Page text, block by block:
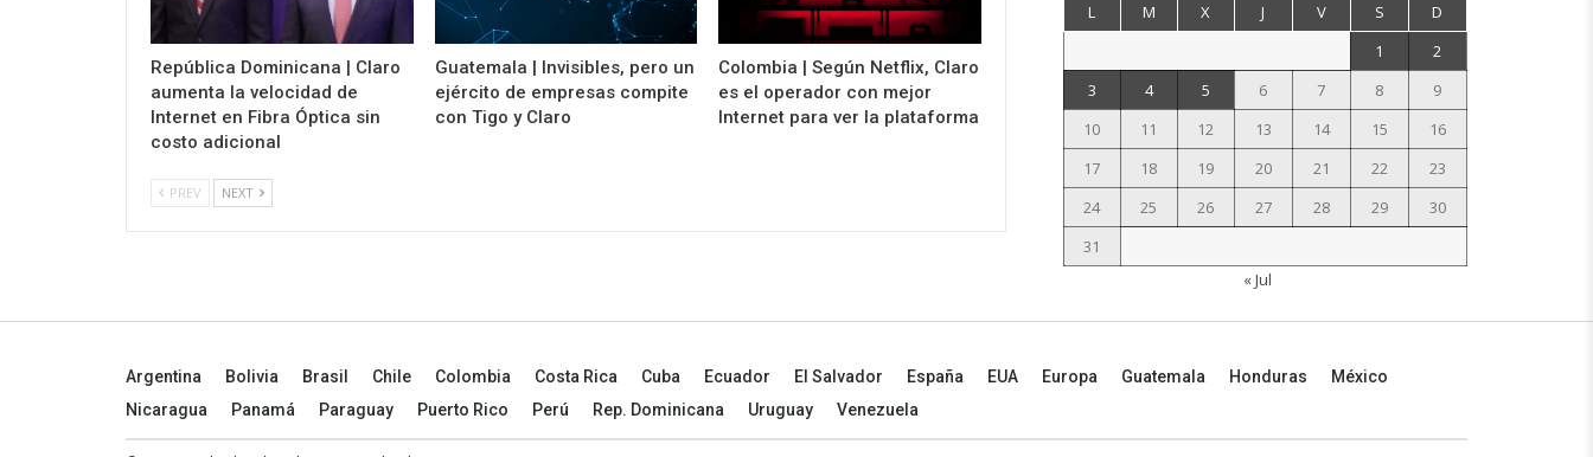
República Dominicana | Claro
aumenta la velocidad de
Internet en Fibra Óptica sin
costo adicional
Guatemala | Invisibles, pero un
ejército de empresas compite
con Tigo y Claro
Colombia | Según Netflix, Claro
es el operador con mejor
Internet para ver la plataforma
PREV NEXT
L M X J V S
D
1
2
3
4 5 6 7 8
9
10
11 12 13 14 15
16
17
18 19 20 21 22
23
24
25 26 27 28 29
30
31
« Jul
Argentina Bolivia Brasil Chile Colombia Costa Rica Cuba Ecuador El Salvador España EUA Europa Guatemala Honduras
México
Nicaragua
Panamá Paraguay Puerto Rico Perú Rep. Dominicana Uruguay Venezuela